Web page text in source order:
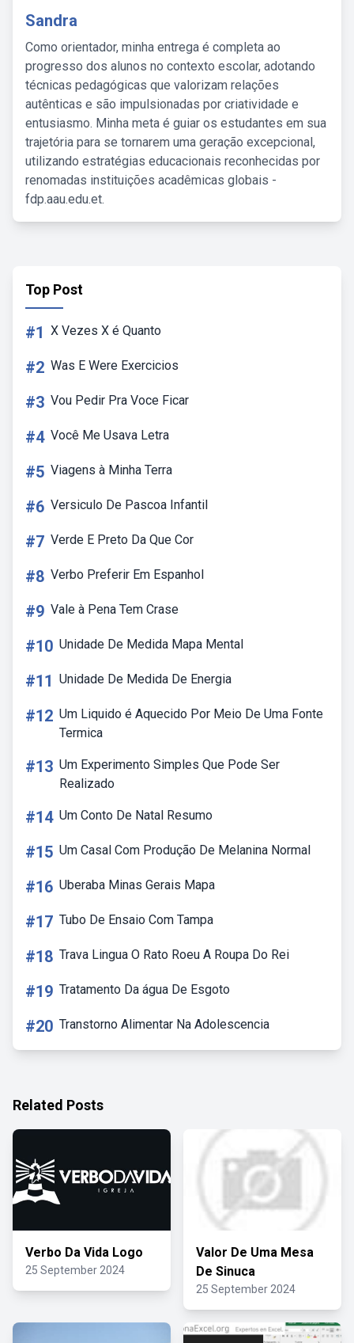
Sandra
Como orientador, minha entrega é completa ao
progresso dos alunos no contexto escolar, adotando
técnicas pedagógicas que valorizam relações
autênticas e são impulsionadas por criatividade e
entusiasmo. Minha meta é guiar os estudantes em sua
trajetória para se tornarem uma geração excepcional,
utilizando estratégias educacionais reconhecidas por
renomadas instituições acadêmicas globais -
fdp.aau.edu.et.
Top Post
#1 X Vezes X é Quanto
#2 Was E Were Exercicios
#3 Vou Pedir Pra Voce Ficar
#4 Você Me Usava Letra
#5 Viagens à Minha Terra
#6 Versiculo De Pascoa Infantil
#7 Verde E Preto Da Que Cor
#8 Verbo Preferir Em Espanhol
#9 Vale à Pena Tem Crase
#10 Unidade De Medida Mapa Mental
#11 Unidade De Medida De Energia
#12 Um Liquido é Aquecido Por Meio De Uma Fonte
Termica
#13 Um Experimento Simples Que Pode Ser
Realizado
#14 Um Conto De Natal Resumo
#15 Um Casal Com Produção De Melanina Normal
#16 Uberaba Minas Gerais Mapa
#17 Tubo De Ensaio Com Tampa
#18 Trava Lingua O Rato Roeu A Roupa Do Rei
#19 Tratamento Da água De Esgoto
#20 Transtorno Alimentar Na Adolescencia
Related Posts
Verbo Da Vida Logo
25 September 2024
Valor De Uma Mesa
De Sinuca
25 September 2024